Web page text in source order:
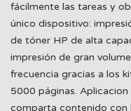
fácilmente las tareas y
único dispositivo:
de tóner HP de alta
impresión de gran
frecuencia gracias a los
5000 páginas.
comparta contenido con